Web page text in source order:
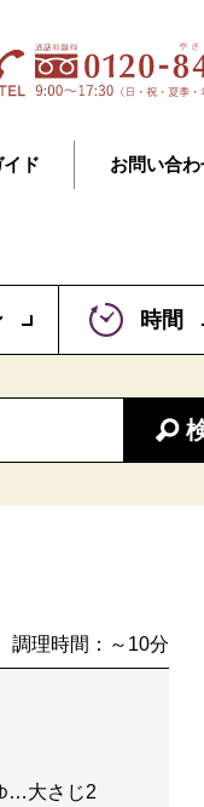
ド お問い合わ
時間
調理時間：～10分
…大さじ2